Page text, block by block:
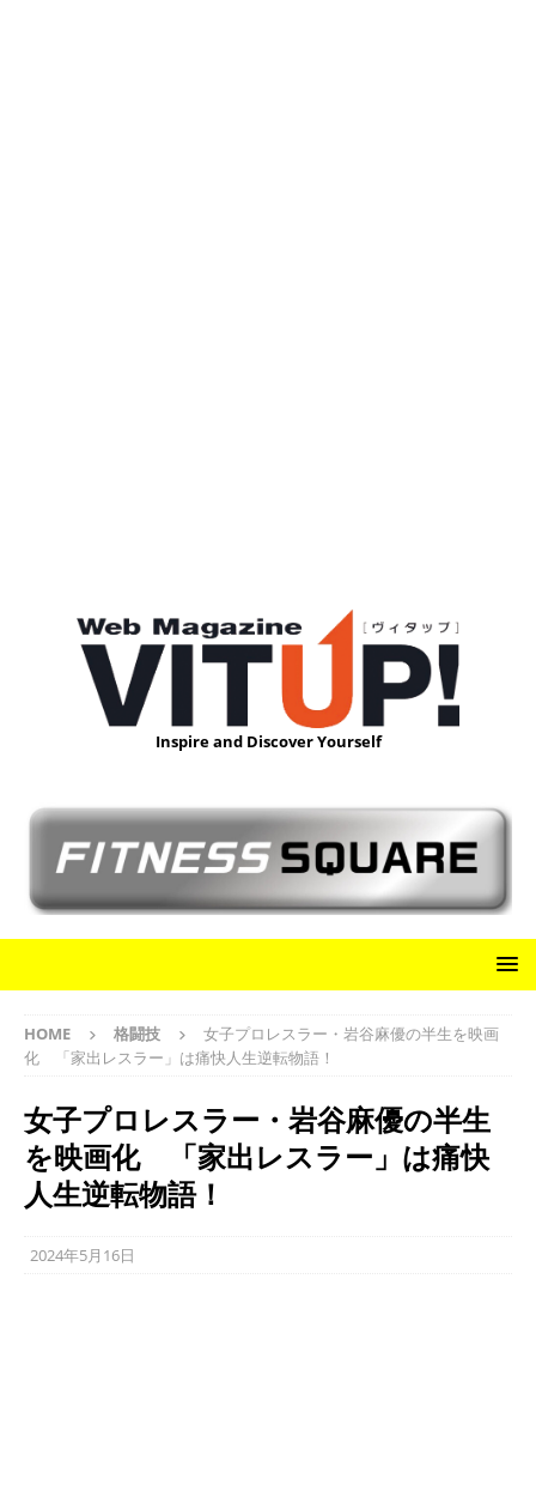
Inspire and Discover Yourself
HOME 格闘技
女子プロレスラー・岩谷麻優の半生を映画
化 「家出レスラー」は痛快人生逆転物語！
女子プロレスラー・岩谷麻優の半生
を映画化 「家出レスラー」は痛快
人生逆転物語！
2024年5月16日